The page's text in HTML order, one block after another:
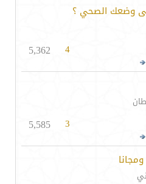
وضعك الصحي ؟
4
5,362
3
5,585